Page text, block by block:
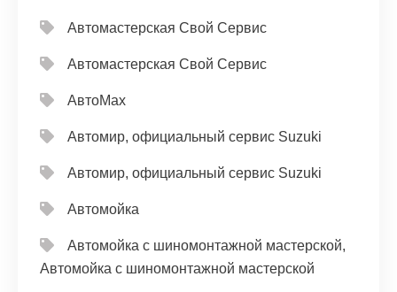
Автомастерская Свой Сервис
Автомастерская Свой Сервис
АвтоМах
Автомир, официальный сервис Suzuki
Автомир, официальный сервис Suzuki
Автомойка
Автомойка с шиномонтажной мастерской,
Автомойка с шиномонтажной мастерской